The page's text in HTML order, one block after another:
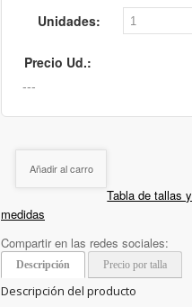
Unidades:
Precio Ud.:
Añadir al carro
Tabla de tallas y
medidas
Compartir en las redes sociales:
Descripción Precio por talla
Descripción del producto